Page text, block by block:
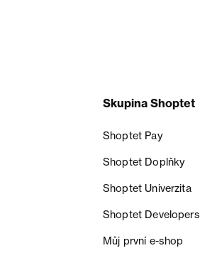
Skupina Shoptet
Shoptet Pay
Shoptet Doplňky
Shoptet Univerzita
Shoptet Developers
Můj první e-shop